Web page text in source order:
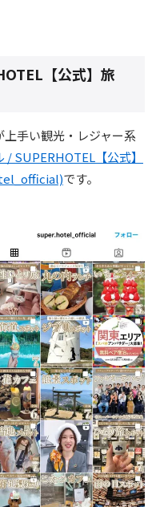
【公式】旅
手い観光・レジャー系
/ SUPERHOTEL【公式】
です。